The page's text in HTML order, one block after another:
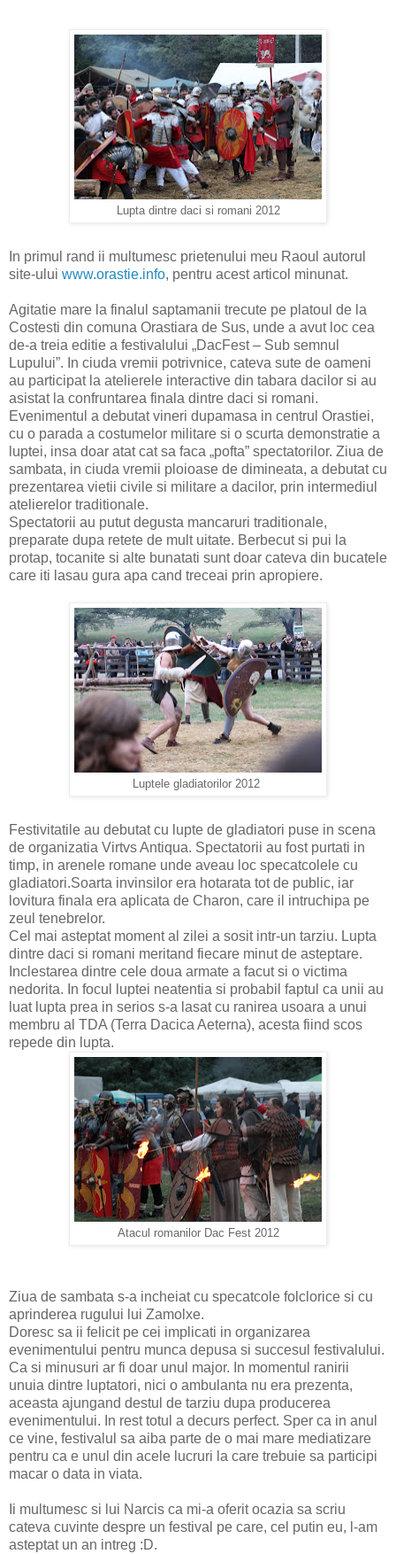
Lupta dintre daci si romani 2012
In primul rand ii multumesc prietenului meu Raoul autorul
site-ului www.orastie.info, pentru acest articol minunat.
Agitatie mare la finalul saptamanii trecute pe platoul de la
Costesti din comuna Orastiara de Sus, unde a avut loc cea
de-a treia editie a festivalului „DacFest – Sub semnul
Lupului”. In ciuda vremii potrivnice, cateva sute de oameni
au participat la atelierele interactive din tabara dacilor si au
asistat la confruntarea finala dintre daci si romani.
Evenimentul a debutat vineri dupamasa in centrul Orastiei,
cu o parada a costumelor militare si o scurta demonstratie a
luptei, insa doar atat cat sa faca „pofta” spectatorilor. Ziua de
sambata, in ciuda vremii ploioase de dimineata, a debutat cu
prezentarea vietii civile si militare a dacilor, prin intermediul
atelierelor traditionale.
Spectatorii au putut degusta mancaruri traditionale,
preparate dupa retete de mult uitate. Berbecut si pui la
protap, tocanite si alte bunatati sunt doar cateva din bucatele
care iti lasau gura apa cand treceai prin apropiere.
Luptele gladiatorilor 2012
Festivitatile au debutat cu lupte de gladiatori puse in scena
de organizatia Virtvs Antiqua. Spectatorii au fost purtati in
timp, in arenele romane unde aveau loc specatcolele cu
gladiatori.Soarta invinsilor era hotarata tot de public, iar
lovitura finala era aplicata de Charon, care il intruchipa pe
zeul tenebrelor.
Cel mai asteptat moment al zilei a sosit intr-un tarziu. Lupta
dintre daci si romani meritand fiecare minut de asteptare.
Inclestarea dintre cele doua armate a facut si o victima
nedorita. In focul luptei neatentia si probabil faptul ca unii au
luat lupta prea in serios s-a lasat cu ranirea usoara a unui
membru al TDA (Terra Dacica Aeterna), acesta fiind scos
repede din lupta.
Atacul romanilor Dac Fest 2012
Ziua de sambata s-a incheiat cu specatcole folclorice si cu
aprinderea rugului lui Zamolxe.
Doresc sa ii felicit pe cei implicati in organizarea
evenimentului pentru munca depusa si succesul festivalului.
Ca si minusuri ar fi doar unul major. In momentul ranirii
unuia dintre luptatori, nici o ambulanta nu era prezenta,
aceasta ajungand destul de tarziu dupa producerea
evenimentului. In rest totul a decurs perfect. Sper ca in anul
ce vine, festivalul sa aiba parte de o mai mare mediatizare
pentru ca e unul din acele lucruri la care trebuie sa participi
macar o data in viata.
Ii multumesc si lui Narcis ca mi-a oferit ocazia sa scriu
cateva cuvinte despre un festival pe care, cel putin eu, l-am
asteptat un an intreg :D.